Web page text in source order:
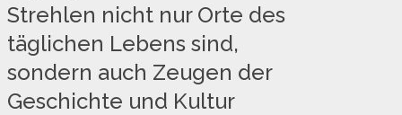
Strehlen nicht nur Orte des
täglichen Lebens sind,
sondern auch Zeugen der
Geschichte und Kultur